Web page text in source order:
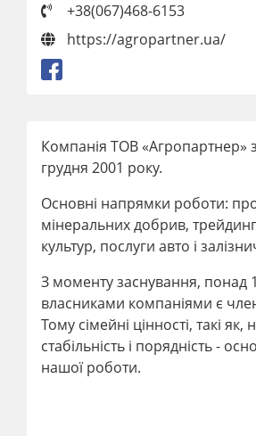
+38(067)468-6153
https://agropartner.ua/
Компанія ТОВ «Агропартнер»
грудня 2001 року.
Основні напрямки роботи:
мінеральних добрив,
культур, послуги авто і
З моменту заснування, понад
власниками компаніями є
Тому сімейні цінності, такі як,
стабільність і порядність -
нашої роботи.